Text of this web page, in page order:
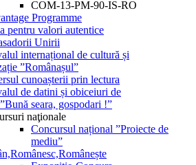
COM-13-PM-90-IS-RO
Programme
pentru valori autentice
Unirii
internațional de cultură și
”Românașul”
cunoașterii prin lectura
de datini și obiceiuri de
seara, gospodari !”
naţionale
Concursul național ”Proiecte de
mediu”